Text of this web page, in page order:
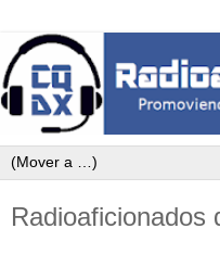
Radioaficionados